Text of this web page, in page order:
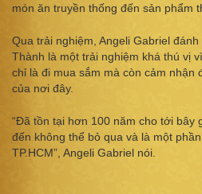
món ăn truyền thống đến sản phẩm
Qua trải nghiệm, Angeli Gabriel
Thành là một trải nghiệm khá thú vị
chỉ là đi mua sắm mà còn cảm nhận
của nơi đây.
“Đã tồn tại hơn 100 năm cho tới bây
đến không thể bỏ qua và là một
TP.HCM”, Angeli Gabriel nói.